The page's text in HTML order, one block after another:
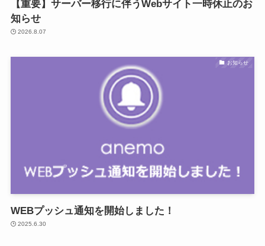
【重要】サーバー移行に伴うWebサイト一時休止のお
知らせ
2026.8.07
お知らせ
WEBプッシュ通知を開始しました！
2025.6.30